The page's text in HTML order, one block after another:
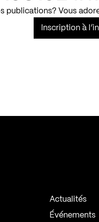
publications? Vous
Inscription à
Actualités
Événements